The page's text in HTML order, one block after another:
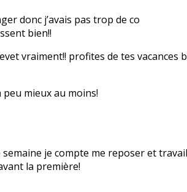
donc j’avais pas trop de co
bien!!
vraiment!! profites de tes vacances
mieux au moins!
je compte me reposer et
la première!